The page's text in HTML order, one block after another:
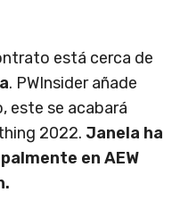
está cerca de
. PWInsider añade
este se acabará
2022. Janela ha
en AEW